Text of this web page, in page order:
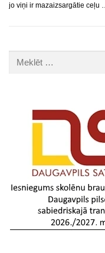
jo viņi ir mazaizsargātie ceļu …